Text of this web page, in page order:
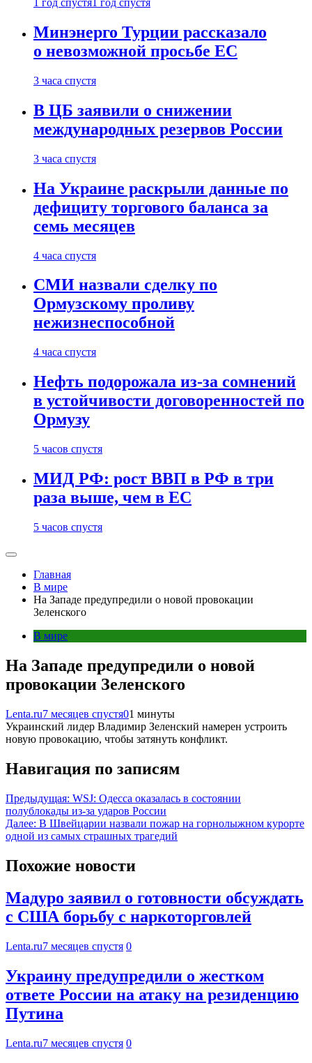
1 год спустя 1 год спустя
Минэнерго Турции рассказало
о невозможной просьбе ЕС
3 часа спустя
В ЦБ заявили о снижении
международных резервов России
3 часа спустя
На Украине раскрыли данные по
дефициту торгового баланса за
семь месяцев
4 часа спустя
СМИ назвали сделку по
Ормузскому проливу
нежизнеспособной
4 часа спустя
Нефть подорожала из-за сомнений
в устойчивости договоренностей по
Ормузу
5 часов спустя
МИД РФ: рост ВВП в РФ в три
раза выше, чем в ЕС
5 часов спустя
Главная
В мире
На Западе предупредили о новой провокации
Зеленского
В мире
На Западе предупредили о новой
провокации Зеленского
Lenta.ru7 месяцев спустя01 минуты
Украинский лидер Владимир Зеленский намерен устроить
новую провокацию, чтобы затянуть конфликт.
Навигация по записям
Предыдущая: WSJ: Одесса оказалась в состоянии
полублокады из-за ударов России
Далее: В Швейцарии назвали пожар на горнолыжном курорте
одной из самых страшных трагедий
Похожие новости
Мадуро заявил о готовности обсуждать
с США борьбу с наркоторговлей
Lenta.ru7 месяцев спустя 0
Украину предупредили о жестком
ответе России на атаку на резиденцию
Путина
Lenta.ru7 месяцев спустя 0